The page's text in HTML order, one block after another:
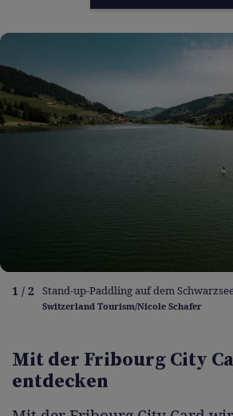
1 / 2 Stand-up-Paddling auf dem
Switzerland Tourism/Nicole Schafer
Mit der Fribourg City
entdecken